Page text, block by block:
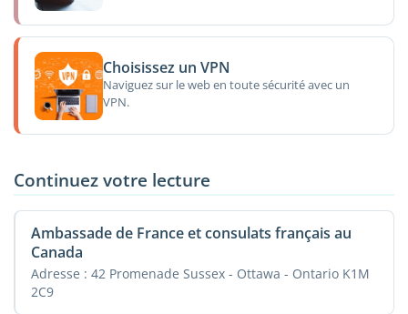
Choisissez un VPN
Naviguez sur le web en toute sécurité avec un
VPN.
Continuez votre lecture
Ambassade de France et consulats français au
Canada
Adresse : 42 Promenade Sussex - Ottawa - Ontario K1M
2C9